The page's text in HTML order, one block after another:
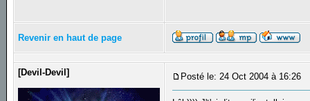
Revenir en haut de page
[Devil-Devil] Posté le: 24 Oct 2004 à 16:26